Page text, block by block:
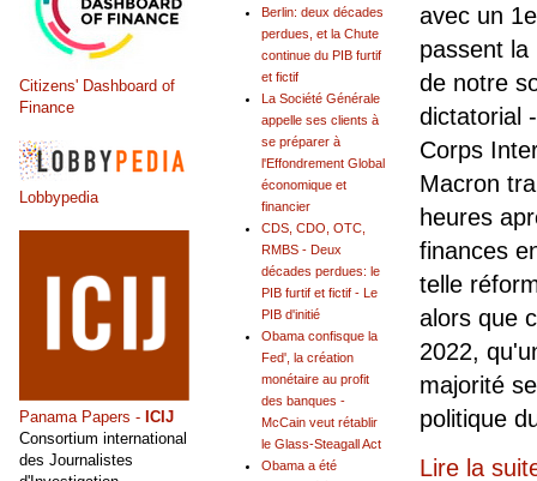
avec un
passent
de notre
dictatorial
Corps
Macron
heures
finances
telle
alors que
2022,
majorité
politique
Lire la
Berlin: deux décades
perdues, et la Chute
continue du PIB furtif
et fictif
La Société Générale
appelle ses clients à
se préparer à
l'Effondrement Global
économique et
financier
CDS, CDO, OTC,
RMBS - Deux
décades perdues: le
PIB furtif et fictif - Le
PIB d'initié
Obama confisque la
Fed', la création
monétaire au profit
des banques -
McCain veut rétablir
le Glass-Steagall Act
Obama a été
Citizens' Dashboard of
Finance
Lobbypedia
Panama Papers - ICIJ
Consortium international
des Journalistes